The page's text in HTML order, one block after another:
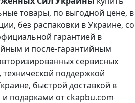
товары, по выгодной цене, в
без распаковки в Украине, со
гарантией в
и после-гарантийным
сервисных
технической поддержкой
быстрой доставкой в
подарками от ckapbu.com